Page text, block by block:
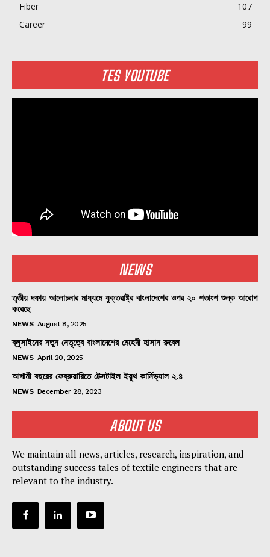
Fiber
107
Career
99
TES YOUTUBE
NEWS
তৃতীয় দফায় আলোচনার মাধ্যমে যুক্তরাষ্ট্র বাংলাদেশের ওপর ২০ শতাংশ শুল্ক আরোপ
করেছে
NEWS August 8, 2025
ব্লুসাইনের নতুন নেতৃত্বে বাংলাদেশের মেহেদী হাসান রুবেল
NEWS April 20, 2025
আগামী বছরের ফেব্রুয়ারিতে টেক্সটাইল ইয়ুথ কার্নিভ্যাল ২.৪
NEWS December 28, 2023
ABOUT US
We maintain all news, articles, research, inspiration, and
outstanding success tales of textile engineers that are
relevant to the industry.